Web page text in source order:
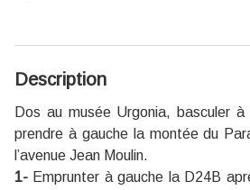
Description
Dos au musée Urgonia, basculer
prendre à gauche la montée du
l’avenue Jean Moulin.
1- Emprunter à gauche la D24B